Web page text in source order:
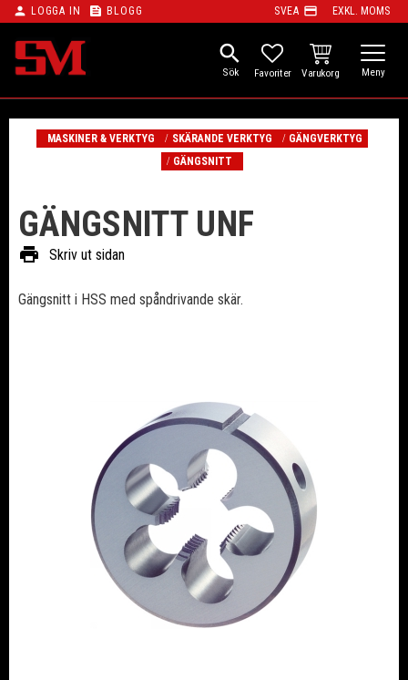
Meny
person LOGGA IN feed BLOGG SVEA payment EXKL. MOMS
search
FAVORITER
KUNDVAGN
MASKINER & VERKTYG SKÄRANDE VERKTYG
GÄNGVERKTYG
GÄNGSNITT
GÄNGSNITT UNF
print Skriv ut sidan
Gängsnitt i HSS med spåndrivande skär.